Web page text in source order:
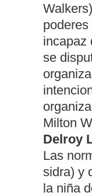
incapaz
se
Milton
Delroy
Las
sidra) y
la niña